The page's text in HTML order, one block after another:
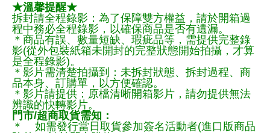
★溫馨提醒★
拆封請全程錄影：為了保障雙方權益，請於開箱過
程中務必全程錄影，以確保商品是否有遺漏。
＊商品有誤、數量短缺、瑕疵品等，需提供完整錄
影(從外包裝紙箱未開封的完整狀態開始拍攝，才算
是全程錄影)。
＊影片需清楚拍攝到：未拆封狀態、拆封過程、商
品本身、訂購單，以方便確認。
＊影片請提供：原檔清晰開箱影片，請勿提供無法
辨識的快轉影片。
門市/超商取貨需知：
＊ 如需發行當日取貨參加簽名活動者(進口版商品